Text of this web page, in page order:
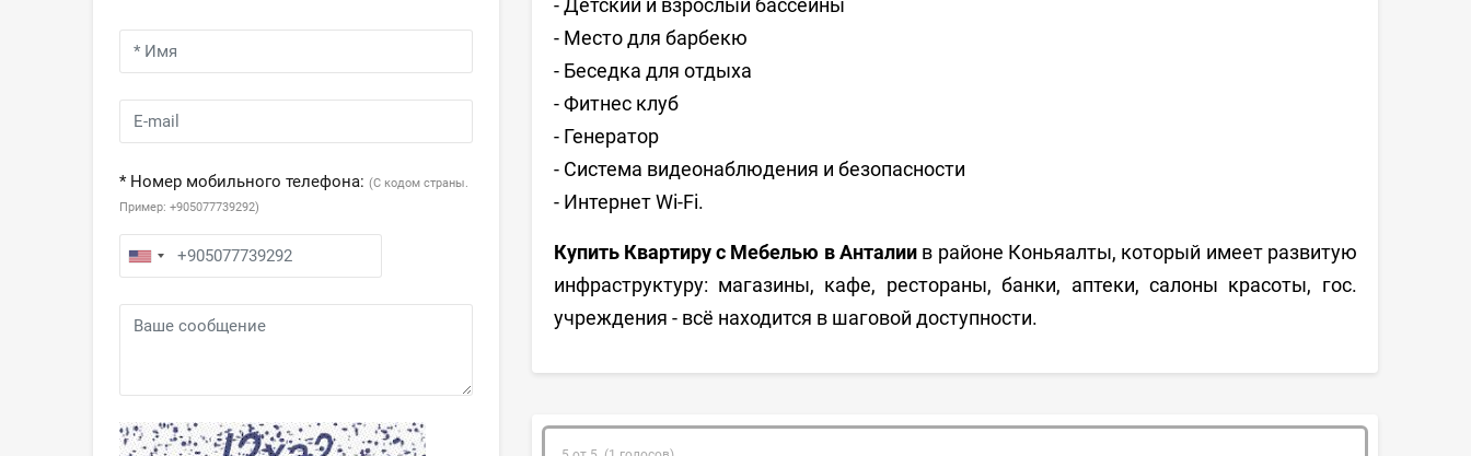
* Номер мобильного телефона: (С кодом страны.
Пример: +905077739292)
- Детский и взрослый бассейны
- Место для барбекю
- Беседка для отдыха
- Фитнес клуб
- Генератор
- Система видеонаблюдения и безопасности
- Интернет Wi-Fi.
Купить Квартиру с Мебелью в Анталии в районе Коньяалты, который имеет развитую
инфраструктуру: магазины, кафе, рестораны, банки, аптеки, салоны красоты, гос.
учреждения - всё находится в шаговой доступности.